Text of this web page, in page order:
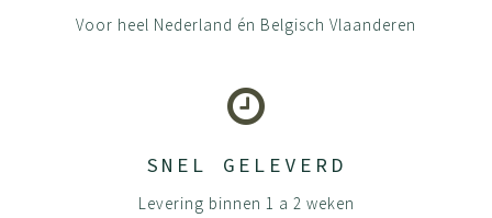
Voor heel Nederland én Belgisch Vlaanderen
SNEL GELEVERD
Levering binnen 1 a 2 weken